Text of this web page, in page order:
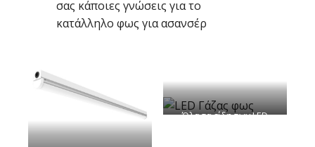
σας κάποιες γνώσεις για το
κατάλληλο φως για ασανσέρ
Όλα τα είδη των LED